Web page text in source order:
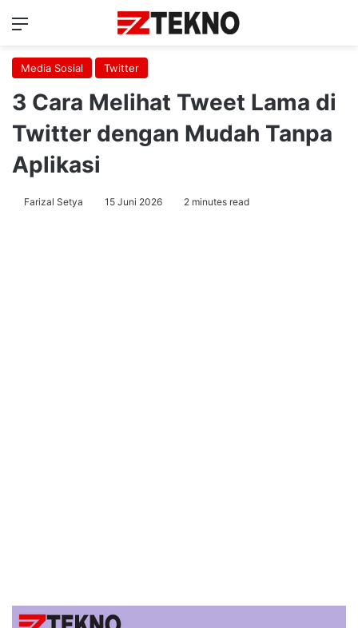
Menu
Media Sosial Twitter
3 Cara Melihat Tweet Lama di
Twitter dengan Mudah Tanpa
Aplikasi
Farizal Setya 15 Juni 2026 2 minutes read